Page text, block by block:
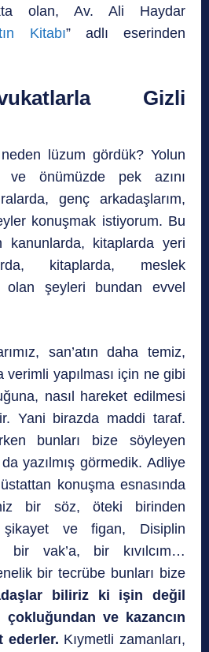
olan, Av. Ali Haydar
Kitabı” adlı eserinden
Gizli
lüzum gördük? Yolun
ve önümüzde pek azını
genç arkadaşlarım,
konuşmak istiyorum. Bu
kanunlarda, kitaplarda yeri
kitaplarda, meslek
olan şeyleri bundan evvel
san’atın daha temiz,
yapılması için ne gibi
nasıl hareket edilmesi
Yani birazda maddi taraf.
bunları bize söyleyen
yazılmış görmedik. Adliye
konuşma esnasında
bir söz, öteki birinden
ve figan, Disiplin
bir vak’a, bir kıvılcım…
bir tecrübe bunları bize
biliriz ki işin değil
ve kazancın
ederler. Kıymetli zamanları,